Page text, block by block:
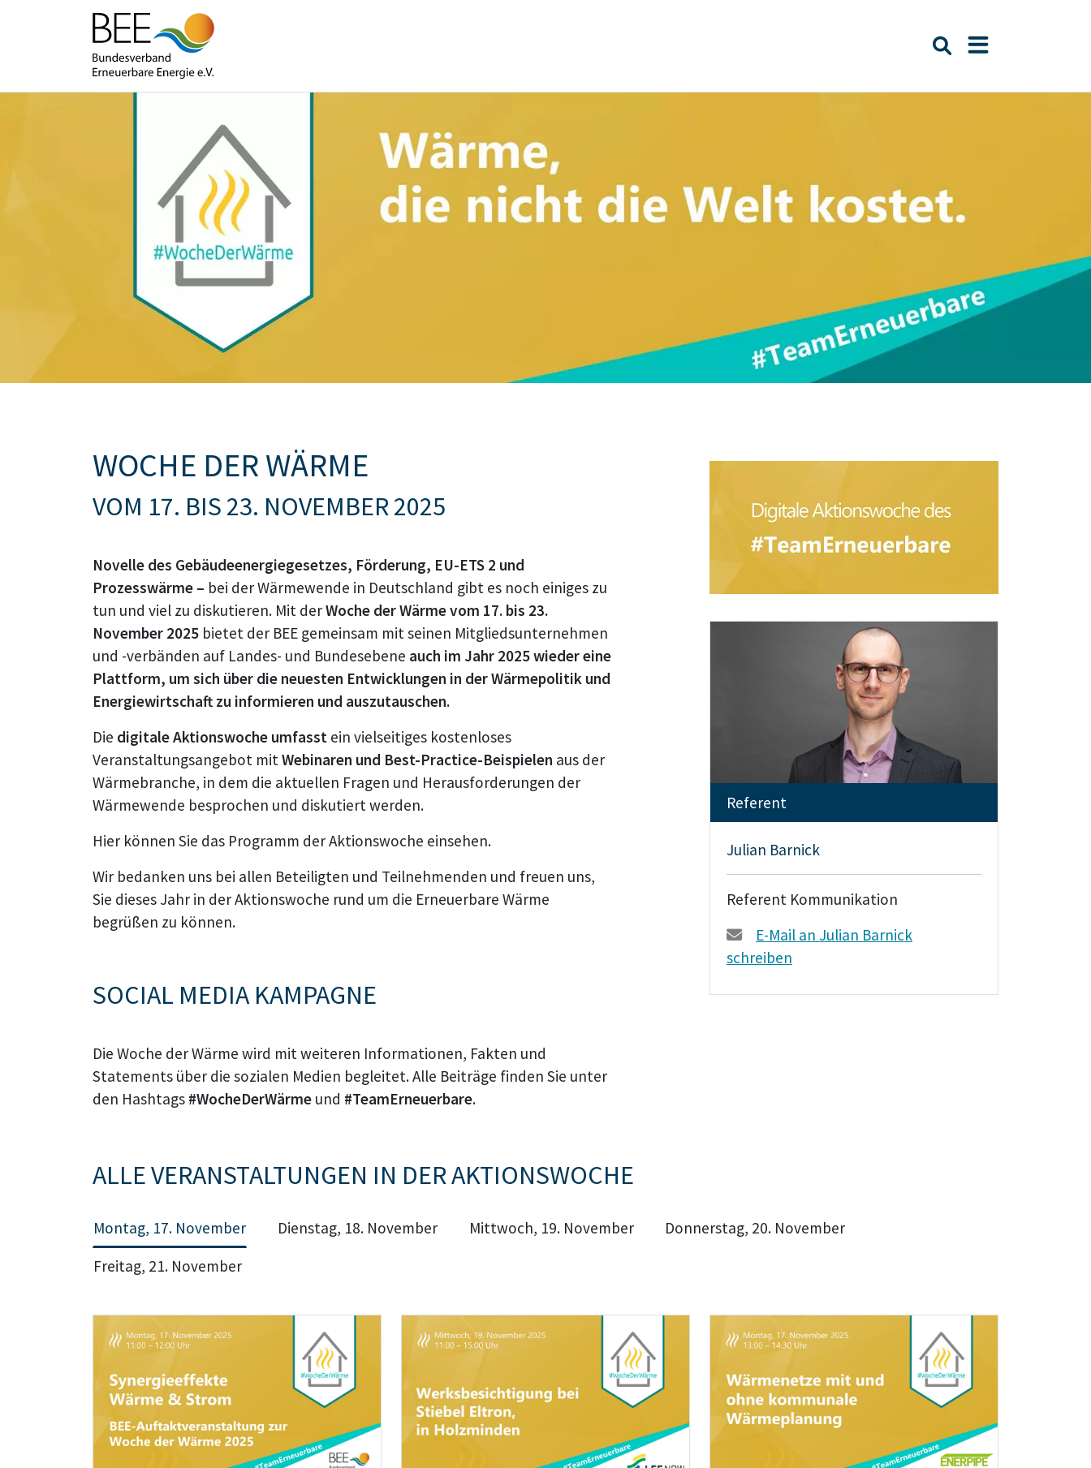
Suche öffnen
WOCHE DER WÄRME
VOM 17. BIS 23. NOVEMBER 2025
Novelle des Gebäudeenergiegesetzes, Förderung, EU-ETS 2 und
Prozesswärme – bei der Wärmewende in Deutschland gibt es noch einiges zu
tun und viel zu diskutieren. Mit derWoche der Wärme vom 17. bis 23.
November 2025 bietet der BEE gemeinsam mit seinen Mitgliedsunternehmen
und -verbänden auf Landes- und Bundesebene auch im Jahr 2025 wieder eine
Plattform, um sich über die neuesten Entwicklungen in der Wärmepolitik und
Energiewirtschaft zu informieren und auszutauschen.
Die digitale Aktionswoche umfasst ein vielseitiges kostenloses
Veranstaltungsangebot mit Webinaren und Best-Practice-Beispielen aus der
Wärmebranche, in dem die aktuellen Fragen und Herausforderungen der
Wärmewende besprochen und diskutiert werden.
Hier können Sie das Programm der Aktionswoche einsehen.
Wir bedanken uns bei allen Beteiligten und Teilnehmenden und freuen uns,
Sie dieses Jahr in der Aktionswoche rund um die Erneuerbare Wärme
begrüßen zu können.
SOCIAL MEDIA KAMPAGNE
Die Woche der Wärme wird mit weiteren Informationen, Fakten und
Statements über die sozialen Medien begleitet. Alle Beiträge finden Sie unter
den Hashtags #WocheDerWärme und #TeamErneuerbare.
Referent
Julian Barnick
Referent Kommunikation
E-Mail an Julian Barnick
schreiben
ALLE VERANSTALTUNGEN IN DER AKTIONSWOCHE
Montag, 17. November Dienstag, 18. November Mittwoch, 19. November
Donnerstag, 20. November
Freitag, 21. November
Teaser: BEE Auftaktveranstaltung Teaser: Präsenzveranstaltung Teaser: Digitale Veranstaltung